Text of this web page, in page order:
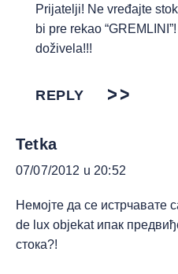
Prijatelji! Ne vređajte
bi pre rekao
doživela!!!
REPLY
Tetka
07/07/2012 u 20:52
Немојте да се истрчавате
de lux objekat ипак
стока?!